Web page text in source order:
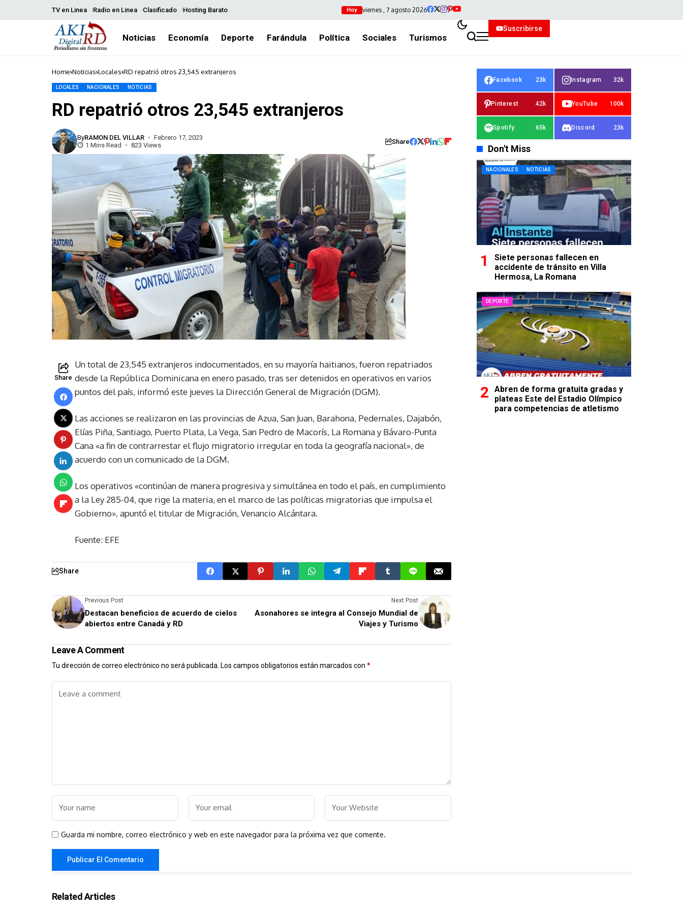
TV en Linea Radio en Linea Clasificado Hosting Barato Hoy viernes , 7 agosto 2026
Noticias Economía Deporte Farándula Política Sociales Turismos
Suscribirse
Home Noticias Locales RD repatrió otros 23,545 extranjeros
LOCALES NACIONALES NOTICIAS
RD repatrió otros 23,545 extranjeros
ByRAMON DEL VILLAR
Febrero 17, 2023
1 Mins Read
823 Views Share
Share
Un total de 23,545 extranjeros indocumentados, en su mayoría haitianos, fueron repatriados
desde la República Dominicana en enero pasado, tras ser detenidos en operativos en varios
puntos del país, informó este jueves la Dirección General de Migración (DGM).
Las acciones se realizaron en las provincias de Azua, San Juan, Barahona, Pedernales, Dajabón,
Elías Piña, Santiago, Puerto Plata, La Vega, San Pedro de Macorís, La Romana y Bávaro-Punta
Cana «a fin de contrarrestar el flujo migratorio irregular en toda la geografía nacional», de
acuerdo con un comunicado de la DGM.
Los operativos «continúan de manera progresiva y simultánea en todo el país, en cumplimiento
a la Ley 285-04, que rige la materia, en el marco de las políticas migratorias que impulsa el
Gobierno», apuntó el titular de Migración, Venancio Alcántara.
Fuente: EFE
Share
Previous Post
Destacan beneficios de acuerdo de cielos
abiertos entre Canadá y RD
Next Post
Asonahores se integra al Consejo Mundial de
Viajes y Turismo
Leave A Comment
Tu dirección de correo electrónico no será publicada. Los campos obligatorios están marcados con *
Guarda mi nombre, correo electrónico y web en este navegador para la próxima vez que comente.
Facebook 23k Instagram 32k
Pinterest 42k YouTube 100k
Spotify 65k Discord 23k
Don't Miss
NACIONALES NOTICIAS
Siete personas fallecen en
accidente de tránsito en Villa
Hermosa, La Romana
DEPORTE
Abren de forma gratuita gradas y
plateas Este del Estadio Olímpico
para competencias de atletismo
Related Articles